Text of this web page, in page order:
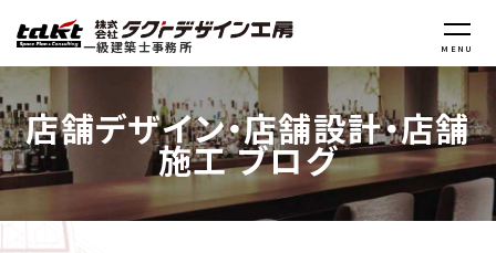
一級建築士事務所 MENU
店舗デザイン・店舗設計・店舗
施工 ブログ